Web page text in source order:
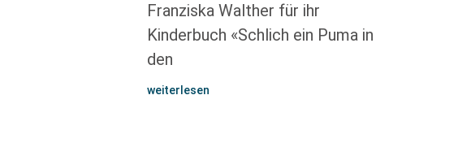
Franziska Walther für ihr
Kinderbuch «Schlich ein Puma in
den
weiterlesen